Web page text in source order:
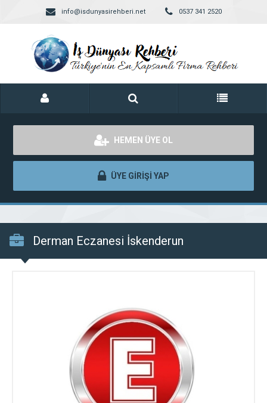
info@isdunyasirehberi.net 0537 341 2520
HEMEN ÜYE OL
ÜYE GİRİŞİ YAP
Derman Eczanesi İskenderun